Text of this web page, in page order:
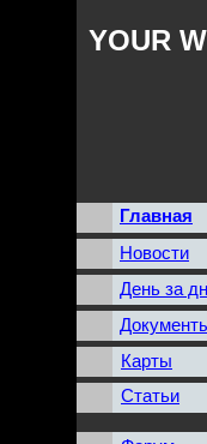
YOUR
Главная
Новости
День за
Карты
Статьи